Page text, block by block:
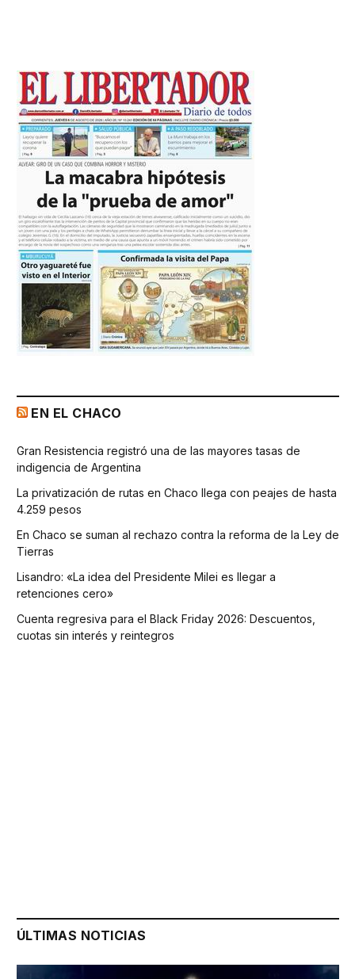
EN EL CHACO
Gran Resistencia registró una de las mayores tasas de
indigencia de Argentina
La privatización de rutas en Chaco llega con peajes de hasta
4.259 pesos
En Chaco se suman al rechazo contra la reforma de la Ley de
Tierras
Lisandro: «La idea del Presidente Milei es llegar a
retenciones cero»
Cuenta regresiva para el Black Friday 2026: Descuentos,
cuotas sin interés y reintegros
ÚLTIMAS NOTICIAS